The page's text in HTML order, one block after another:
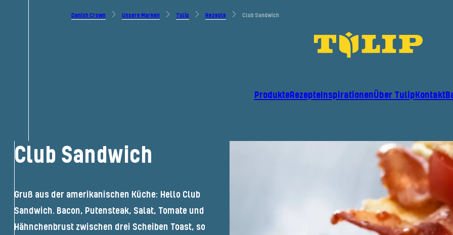
Danish Crown Unsere Marken Tulip Rezepte Club Sandwich
ProdukteRezepteInspirationenÜber TulipKontakt
Club Sandwich
Gruß aus der amerikanischen Küche: Hello Club
Sandwich. Bacon, Putensteak, Salat, Tomate und
Hähnchenbrust zwischen drei Scheiben Toast, so